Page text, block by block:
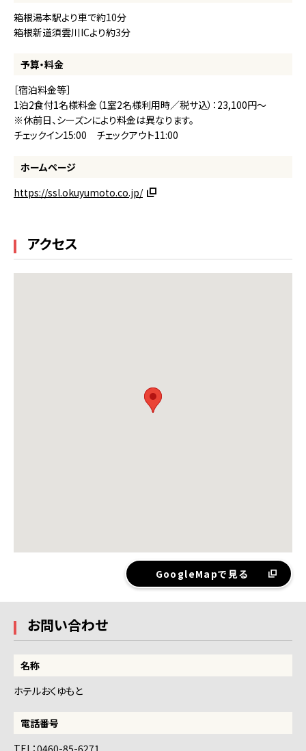
箱根湯本駅より車で約10分
箱根新道須雲川ICより約3分
予算・料金
［宿泊料金等］
1泊2食付1名様料金（1室2名様利用時／税サ込）：23,100円～
※休前日、シーズンにより料金は異なります。
チェックイン15:00 チェックアウト11:00
ホームページ
https://ssl.okuyumoto.co.jp/
アクセス
GoogleMapで見る
お問い合わせ
名称
ホテルおくゆもと
電話番号